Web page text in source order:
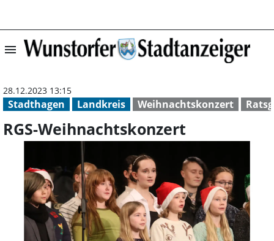
menu RGS-
Stadthagen Landkreis Weihnachtskonzert
28.12.2023 13:15
RGS-Weihnachtskonzert